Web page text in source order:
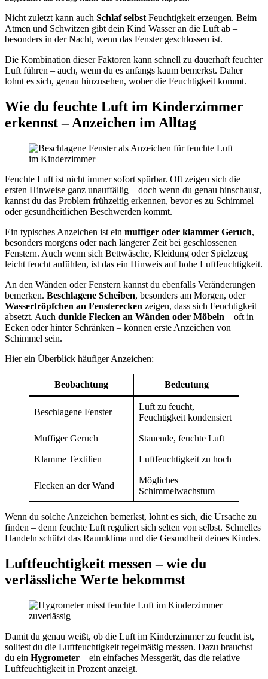
Nicht zuletzt kann auch Schlaf selbst Feuchtigkeit erzeugen. Beim
Atmen und Schwitzen gibt dein Kind Wasser an die Luft ab –
besonders in der Nacht, wenn das Fenster geschlossen ist.
Die Kombination dieser Faktoren kann schnell zu dauerhaft feuchter
Luft führen – auch, wenn du es anfangs kaum bemerkst. Daher
lohnt es sich, genau hinzusehen, woher die Feuchtigkeit kommt.
Wie du feuchte Luft im Kinderzimmer
erkennst – Anzeichen im Alltag
Feuchte Luft ist nicht immer sofort spürbar. Oft zeigen sich die
ersten Hinweise ganz unauffällig – doch wenn du genau hinschaust,
kannst du das Problem frühzeitig erkennen, bevor es zu Schimmel
oder gesundheitlichen Beschwerden kommt.
Ein typisches Anzeichen ist ein muffiger oder klammer Geruch,
besonders morgens oder nach längerer Zeit bei geschlossenen
Fenstern. Auch wenn sich Bettwäsche, Kleidung oder Spielzeug
leicht feucht anfühlen, ist das ein Hinweis auf hohe Luftfeuchtigkeit.
An den Wänden oder Fenstern kannst du ebenfalls Veränderungen
bemerken. Beschlagene Scheiben, besonders am Morgen, oder
Wassertröpfchen an Fensterecken zeigen, dass sich Feuchtigkeit
absetzt. Auch dunkle Flecken an Wänden oder Möbeln – oft in
Ecken oder hinter Schränken – können erste Anzeichen von
Schimmel sein.
Hier ein Überblick häufiger Anzeichen:
Beobachtung Bedeutung
Beschlagene Fenster
Luft zu feucht,
Feuchtigkeit kondensiert
Muffiger Geruch Stauende, feuchte Luft
Klamme Textilien Luftfeuchtigkeit zu hoch
Flecken an der Wand
Mögliches
Schimmelwachstum
Wenn du solche Anzeichen bemerkst, lohnt es sich, die Ursache zu
finden – denn feuchte Luft reguliert sich selten von selbst. Schnelles
Handeln schützt das Raumklima und die Gesundheit deines Kindes.
Luftfeuchtigkeit messen – wie du
verlässliche Werte bekommst
Damit du genau weißt, ob die Luft im Kinderzimmer zu feucht ist,
solltest du die Luftfeuchtigkeit regelmäßig messen. Dazu brauchst
du ein Hygrometer – ein einfaches Messgerät, das die relative
Luftfeuchtigkeit in Prozent anzeigt.